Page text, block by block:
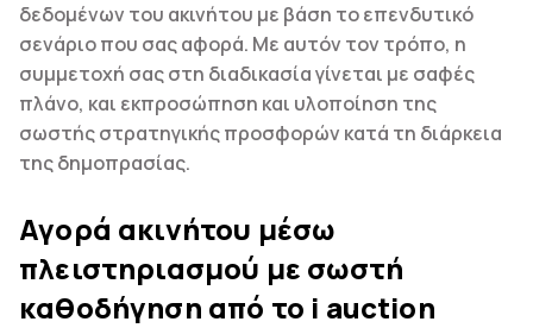
δεδομένων του ακινήτου με βάση το επενδυτικό
σενάριο που σας αφορά. Με αυτόν τον τρόπο, η
συμμετοχή σας στη διαδικασία γίνεται με σαφές
πλάνο, και εκπροσώπηση και υλοποίηση της
σωστής στρατηγικής προσφορών κατά τη διάρκεια
της δημοπρασίας.
Αγορά ακινήτου μέσω
πλειστηριασμού με σωστή
καθοδήγηση από το i auction